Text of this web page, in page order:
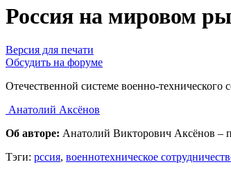
Россия на мировом
Версия для печати
Обсудить на форуме
Отечественной системе военно-технического
Анатолий Аксёнов
Об авторе: Анатолий Викторович Аксёнов
Тэги: рссия, военнотехническое